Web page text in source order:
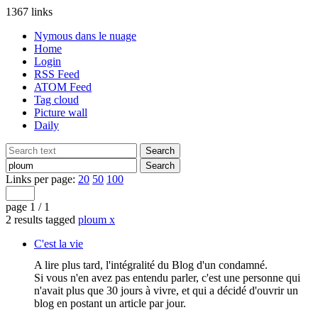
1367 links
Nymous dans le nuage
Home
Login
RSS Feed
ATOM Feed
Tag cloud
Picture wall
Daily
Links per page: 20 50 100
page 1 / 1
2 results tagged ploum x
C'est la vie
A lire plus tard, l'intégralité du Blog d'un condamné.
Si vous n'en avez pas entendu parler, c'est une personne qui
n'avait plus que 30 jours à vivre, et qui a décidé d'ouvrir un
blog en postant un article par jour.